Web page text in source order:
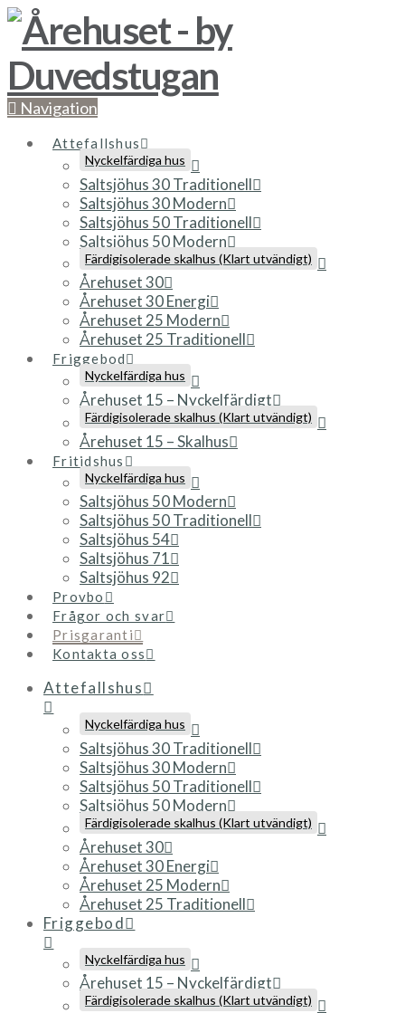
Navigation
Attefallshus
Nyckelfärdiga hus
Saltsjöhus 30 Traditionell
Saltsjöhus 30 Modern
Saltsjöhus 50 Traditionell
Saltsjöhus 50 Modern
Färdigisolerade skalhus (Klart utvändigt)
Årehuset 30
Årehuset 30 Energi
Årehuset 25 Modern
Årehuset 25 Traditionell
Friggebod
Nyckelfärdiga hus
Årehuset 15 – Nyckelfärdigt
Färdigisolerade skalhus (Klart utvändigt)
Årehuset 15 – Skalhus
Fritidshus
Nyckelfärdiga hus
Saltsjöhus 50 Modern
Saltsjöhus 50 Traditionell
Saltsjöhus 54
Saltsjöhus 71
Saltsjöhus 92
Provbo
Frågor och svar
Prisgaranti
Kontakta oss
Attefallshus
Nyckelfärdiga hus
Saltsjöhus 30 Traditionell
Saltsjöhus 30 Modern
Saltsjöhus 50 Traditionell
Saltsjöhus 50 Modern
Färdigisolerade skalhus (Klart utvändigt)
Årehuset 30
Årehuset 30 Energi
Årehuset 25 Modern
Årehuset 25 Traditionell
Friggebod
Nyckelfärdiga hus
Årehuset 15 – Nyckelfärdigt
Färdigisolerade skalhus (Klart utvändigt)